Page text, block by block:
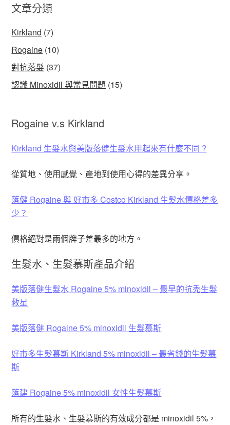
文章分類
Kirkland (7)
Rogaine (10)
對抗落髮 (37)
認識 Minoxidil 與常見問題 (15)
Rogaine v.s Kirkland
Kirkland 生髮水與美版落健生髮水用起來有什麼不同 ?
從質地、使用感覺、產地到使用心得的差異分享。
落健 Rogaine 與 好市多 Costco Kirkland 生髮水價格差多
少？
價格絕對是兩個牌子差最多的地方。
生髮水、生髮慕斯產品介紹
美版落健生髮水 Rogaine 5% minoxidil – 最早的抗禿生髮
救星
美版落健 Rogaine 5% minoxidil 生髮慕斯
好市多生髮慕斯 Kirkland 5% minoxidil – 最省錢的生髮慕
斯
落建 Rogaine 5% minoxidil 女性生髮慕斯
所有的生髮水、生髮慕斯的有效成分都是 minoxidil 5%，